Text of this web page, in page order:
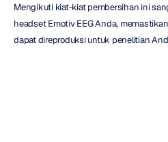
Mengikuti kiat-kiat pembersihan ini
headset Emotiv EEG Anda,
dapat direproduksi untuk penelitian